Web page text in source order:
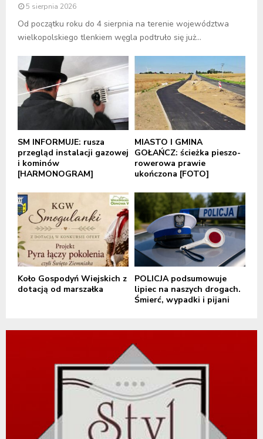
5 sierpnia 2026
Od początku roku do 4 sierpnia na terenie województwa
wielkopolskiego tlenkiem węgla podtruło się już...
SM INFORMUJE: rusza
przegląd instalacji gazowej
i kominów
[HARMONOGRAM]
MIASTO I GMINA
GOŁAŃCZ: ścieżka pieszo-
rowerowa prawie
ukończona [FOTO]
Koło Gospodyń Wiejskich z
dotacją od marszałka
POLICJA podsumowuje
lipiec na naszych drogach.
Śmierć, wypadki i pijani